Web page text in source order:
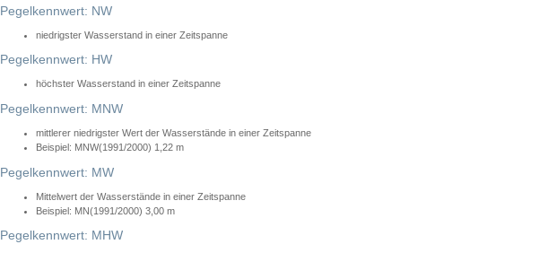
Pegelkennwert: NW
niedrigster Wasserstand in einer Zeitspanne
Pegelkennwert: HW
höchster Wasserstand in einer Zeitspanne
Pegelkennwert: MNW
mittlerer niedrigster Wert der Wasserstände in einer Zeitspanne
Beispiel: MNW(1991/2000) 1,22 m
Pegelkennwert: MW
Mittelwert der Wasserstände in einer Zeitspanne
Beispiel: MN(1991/2000) 3,00 m
Pegelkennwert: MHW